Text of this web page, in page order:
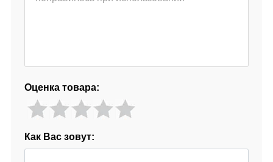
Оценка товара:
Как Вас зовут: